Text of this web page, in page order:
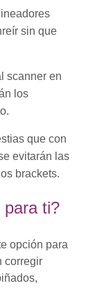
sin que
scanner en
los
que con
evitarán las
brackets.
para ti?
opción para
corregir